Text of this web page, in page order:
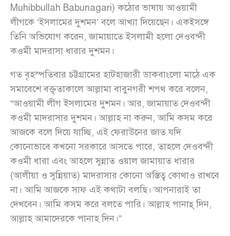
Muhibbullah Babunagari) কঠোর ভাষায় আওয়ামী
লীগকে ‘ইসলামের দুশমন’ বলে আখ্যা দিয়েছেন। একইসঙ্গে
তিনি অভিযোগ করেন, জামায়াতে ইসলামী হলো দেওবন্দী
কওমী মাদরাসা ধারার দুশমন।
গত বৃহস্পতিবার চট্টগ্রামের হাটহাজারী ডাকবাংলো মাঠে এক
সমাবেশে বক্তৃতাকালে আল্লামা বাবুনগরী শপথ করে বলেন,
“আওয়ামী লীগ ইসলামের দুশমন। আর, জামায়াত দেওবন্দী
কওমী মাদরাসার দুশমন। আল্লাহ না করুন, আমি কসম করে
আজকে বলে দিয়ে যাচ্ছি, এই ফেরাউনের জাত যদি
কোনোভাবে কখনো সরকারে আসতে পারে, তাহলে দেওবন্দী
কওমী ধারা এবং আহলে সুন্নাত ওয়াল জামায়াত ধারার
(আলীয়া ও সুন্নিয়াত) মাদরাসার কোনো অস্তিত্ব কোথাও রাখবে
না। আমি আজকে সাফ এই কথাটা বলছি। আপনারাই তা
দেখবেন। আমি কসম করে বলতে পারি। আল্লাহ পানাহ্ দিন,
আল্লাহ আমাদেরকে পানাহ দিন।”